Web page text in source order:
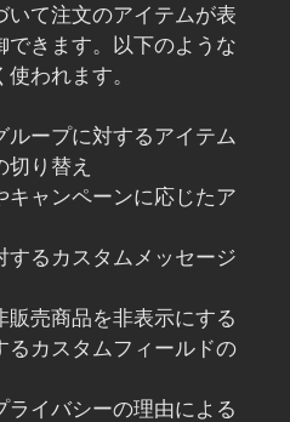
いて注文のアイテムが表
できます。以下のような
われます。
ループに対するアイテム
切り替え
キャンペーンに応じたア
するカスタムメッセージ
販売商品を非表示にする
るカスタムフィールドの
ライバシーの理由による